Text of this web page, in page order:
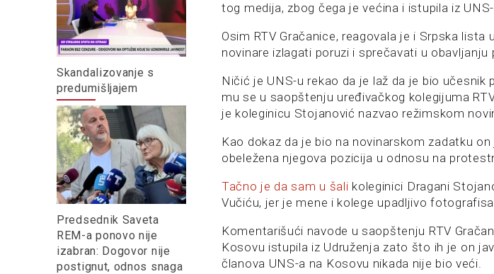
Skandalizovanje s
predumišljajem
Predsednik Saveta
REM-a ponovo nije
izabran: Dogovor nije
postignut, odnos snaga
tog medija, zbog čega je većina i istupila iz UNS-
Osim RTV Gračanice, reagovala je i Srpska
novinare izlagati poruzi i sprečavati u obavljanju
Ničić je UNS-u rekao da je laž da je bio
mu se u saopštenju uređivačkog kolegijuma
je koleginicu Stojanović nazvao režimskom
Kao dokaz da je bio na novinarskom zadatku
obeležena njegova pozicija u odnosu na
Tačno je da sam u šali koleginici Dragani
Vučiću, jer je mene i kolege upadljivo
Komentarišući navode u saopštenju RTV
Kosovu istupila iz Udruženja zato što ih je on
članova UNS-a na Kosovu nikada nije bio veći.